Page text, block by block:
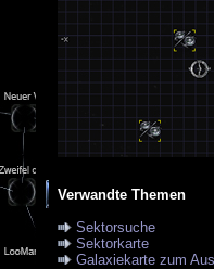
Verwandte Themen
Sektorsuche
Sektorkarte
Galaxiekarte zum